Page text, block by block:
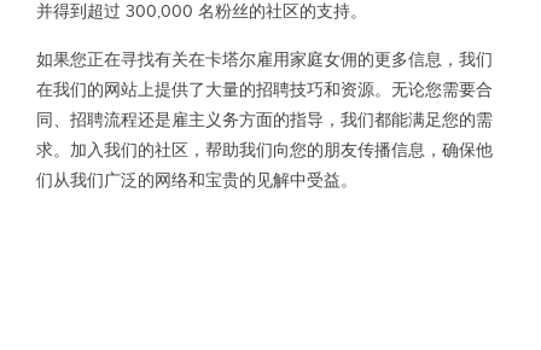
并得到超过 300,000 名粉丝的社区的支持。
如果您正在寻找有关在卡塔尔雇用家庭女佣的更多信息，我们
在我们的网站上提供了大量的招聘技巧和资源。无论您需要合
同、招聘流程还是雇主义务方面的指导，我们都能满足您的需
求。加入我们的社区，帮助我们向您的朋友传播信息，确保他
们从我们广泛的网络和宝贵的见解中受益。